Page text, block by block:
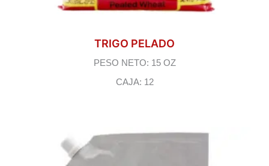
TRIGO PELADO
PESO NETO: 15 OZ
CAJA: 12